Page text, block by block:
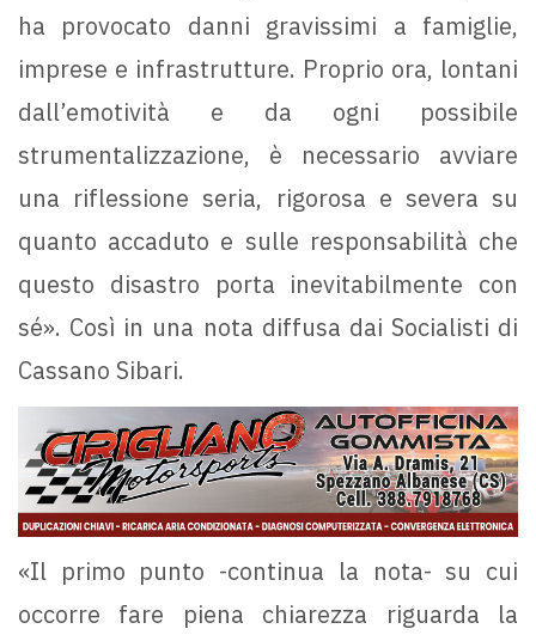
ha provocato danni gravissimi a famiglie,
imprese e infrastrutture. Proprio ora, lontani
dall’emotività e da ogni possibile
strumentalizzazione, è necessario avviare
una riflessione seria, rigorosa e severa su
quanto accaduto e sulle responsabilità che
questo disastro porta inevitabilmente con
sé». Così in una nota diffusa dai Socialisti di
Cassano Sibari.
«Il primo punto -continua la nota- su cui
occorre fare piena chiarezza riguarda la